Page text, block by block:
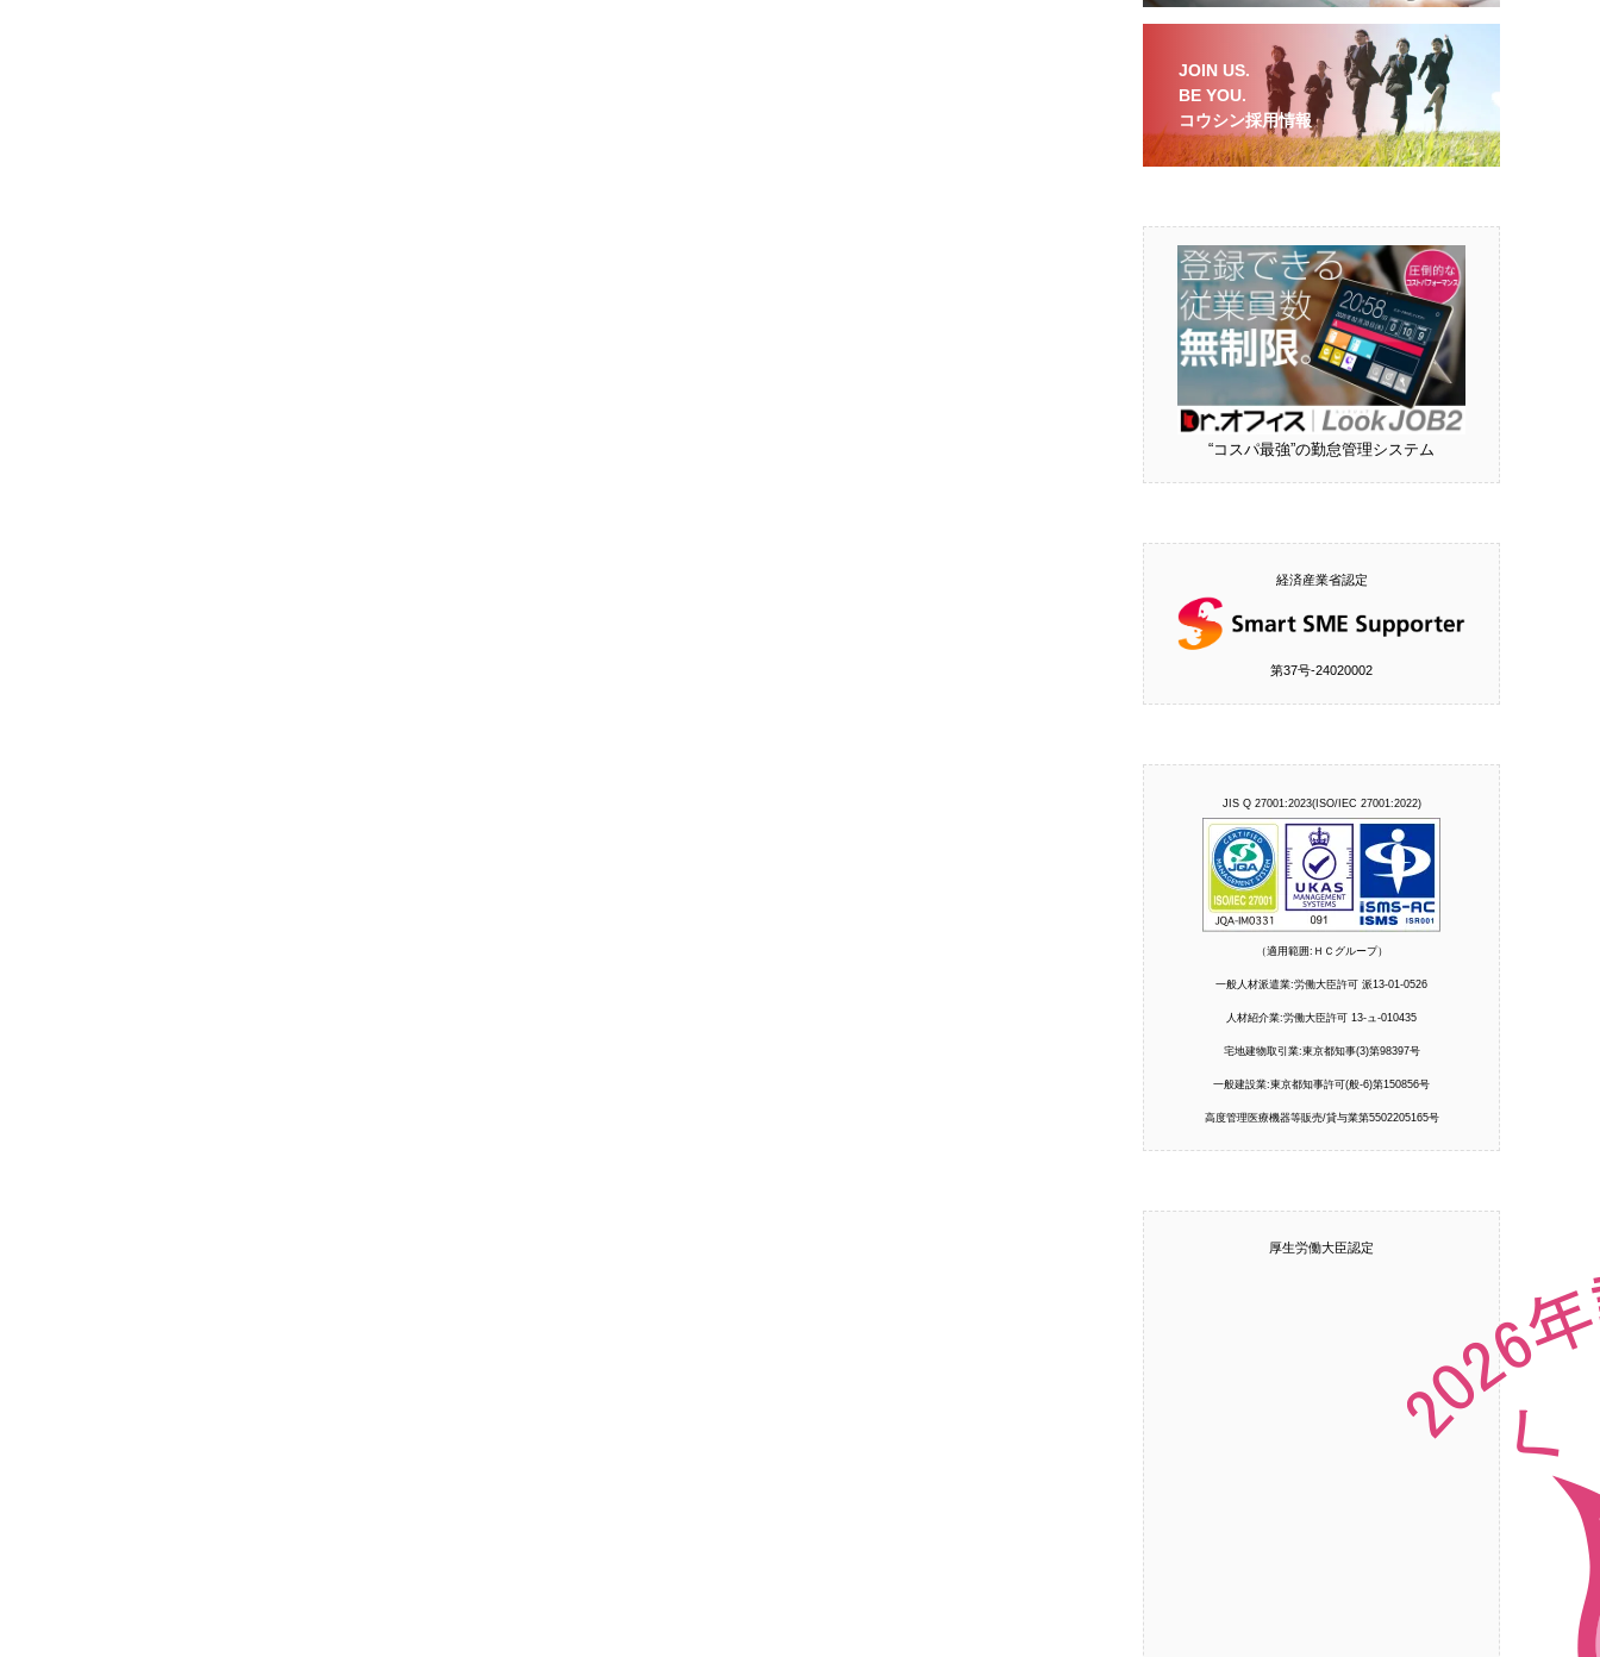
JOIN US.
BE YOU.
コウシン採用情報
“コスパ最強”の勤怠管理システム
経済産業省認定
第37号‐24020002
JIS Q 27001:2023(ISO/IEC 27001:2022)
（適用範囲:ＨＣグループ）
一般人材派遣業:労働大臣許可 派13-01-0526
人材紹介業:労働大臣許可 13-ュ-010435
宅地建物取引業:東京都知事(3)第98397号
一般建設業:東京都知事許可(般-6)第150856号
高度管理医療機器等販売/貸与業第5502205165号
厚生労働大臣認定